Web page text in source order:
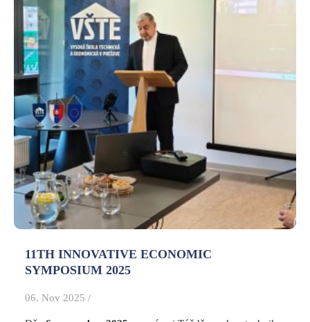
11TH INNOVATIVE ECONOMIC
SYMPOSIUM 2025
06. Nov 2025 /